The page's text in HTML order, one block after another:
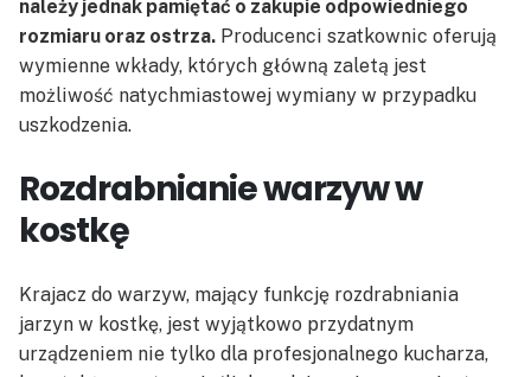
należy jednak pamiętać o zakupie odpowiedniego
rozmiaru oraz ostrza. Producenci szatkownic oferują
wymienne wkłady, których główną zaletą jest
możliwość natychmiastowej wymiany w przypadku
uszkodzenia.
Rozdrabnianie warzyw w
kostkę
Krajacz do warzyw, mający funkcję rozdrabniania
jarzyn w kostkę, jest wyjątkowo przydatnym
urządzeniem nie tylko dla profesjonalnego kucharza,